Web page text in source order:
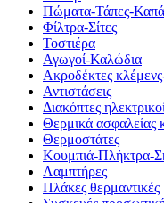
Πώματα-Τάπες-
Φίλτρα-Σίτες
Τοστιέρα
Αγωγοί-Καλώδια
Ακροδέκτες
Αντιστάσεις
Διακόπτες
Θερμικά ασφαλείας
Θερμοστάτες
Κουμπιά-Πλήκτρα-
Λαμπτήρες
Πλάκες θερμαντικές